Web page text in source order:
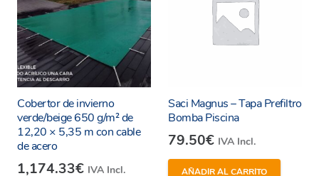
Cobertor de invierno
verde/beige 650 g/m² de
12,20 × 5,35 m con cable
de acero
1,174.33€ IVA Incl.
Saci Magnus – Tapa Prefiltro
Bomba Piscina
79.50€ IVA Incl.
AÑADIR AL CARRITO